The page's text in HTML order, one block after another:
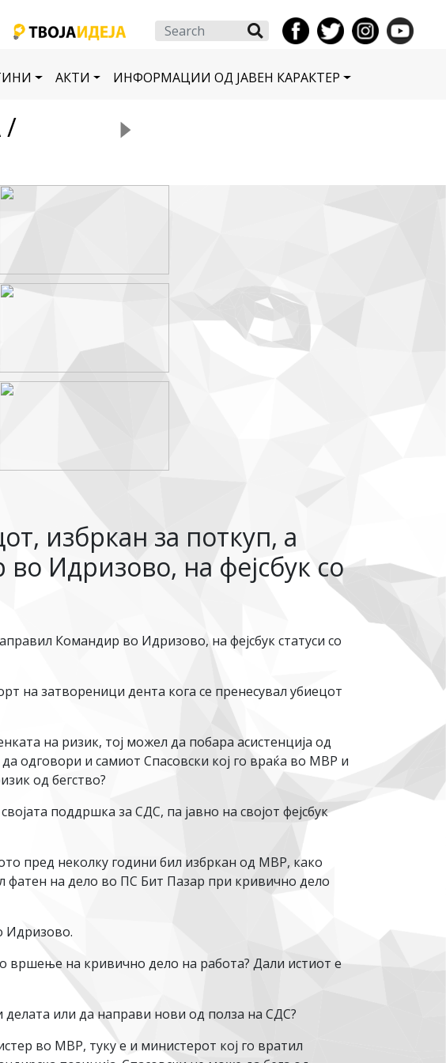
Search
АКТИ ИНФОРМАЦИИ ОД ЈАВЕН КАРАКТЕР
/
избркан за поткуп, а
Идризово, на фејсбук со
Командир во Идризово, на фејсбук статуси со
на затвореници дента кога се пренесувал убиецот
на ризик, тој можел да побара асистенција од
одговори и самиот Спасовски кој го враќа во МВР и
од бегство?
поддршка за СДС, па јавно на својот фејсбук
пред неколку години бил избркан од МВР, како
фатен на дело во ПС Бит Пазар при кривично дело
Идризово.
вршење на кривично дело на работа? Дали истиот е
или да направи нови од полза на СДС?
во МВР, туку е и министерот кој го вратил